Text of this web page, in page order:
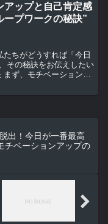
アップと自己肯定感
ープワークの秘訣”
ちがどうすれば「今日
その秘訣をお伝えしたい
まず、モチベーションを
出！今日が一番最高
チベーションアップの